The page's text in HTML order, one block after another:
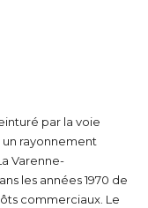
par la voie
rayonnement
Varenne-
les années 1970 de
commerciaux. Le